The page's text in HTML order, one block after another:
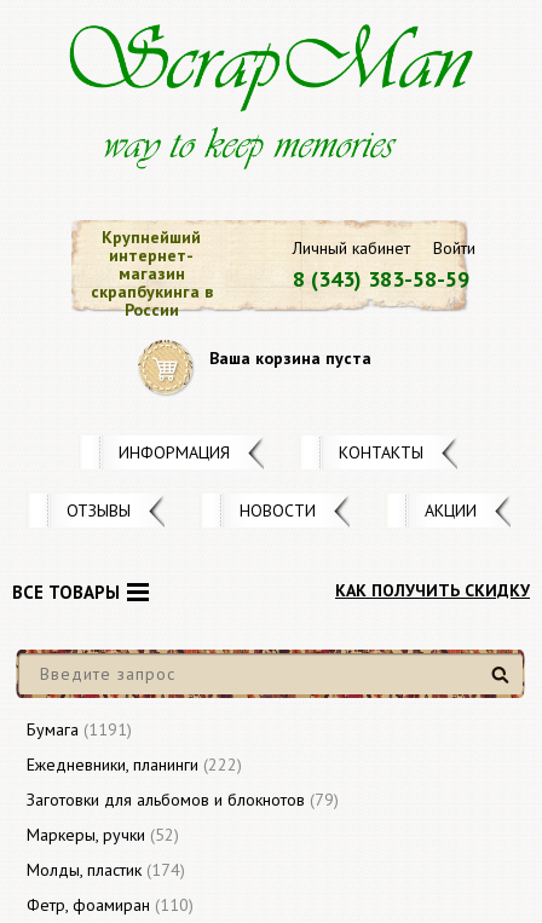
Личный кабинет Войти
8 (343) 383-58-59
Крупнейший
интернет-
магазин
скрапбукинга в
России
Ваша корзина пуста
ИНФОРМАЦИЯ КОНТАКТЫ
ОТЗЫВЫ НОВОСТИ АКЦИИ
КАК ПОЛУЧИТЬ СКИДКУ
Найти
ВСЕ ТОВАРЫ
Бумага (1191)
Ежедневники, планинги (222)
Заготовки для альбомов и блокнотов (79)
Маркеры, ручки (52)
Молды, пластик (174)
Фетр, фоамиран (110)